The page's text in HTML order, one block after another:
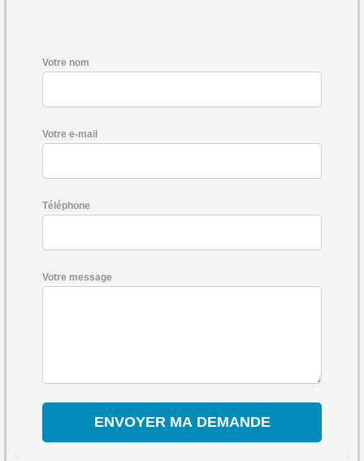
Votre nom
Votre e-mail
Téléphone
Votre message